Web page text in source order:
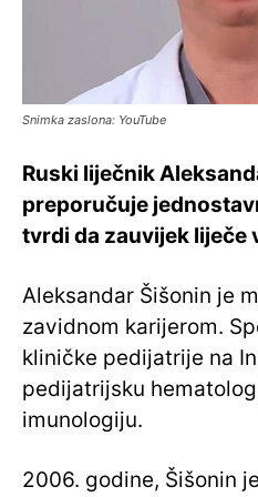
Snimka zaslona: YouTube
Ruski liječnik
preporučuje
tvrdi da zauvijek liječe
Aleksandar Šišonin je
zavidnom karijerom.
kliničke pedijatrije na
pedijatrijsku
imunologiju.
2006. godine, Šišonin